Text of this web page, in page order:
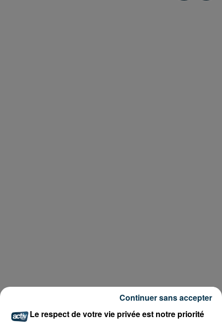
Le respect de votre vie privée est notre priorité
Continuer sans accepter